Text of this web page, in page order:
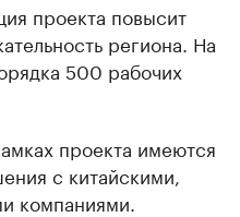
проекта повысит
региона. На
500 рабочих
проекта имеются
с китайскими,
компаниями.